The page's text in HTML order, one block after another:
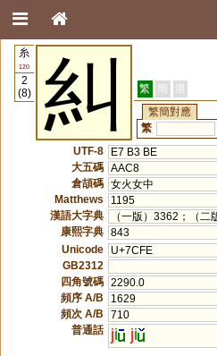
糸
120
2
(8)
糾 繁 簡 港
繁簡對應
繁
UTF-8
E7 B3 BE
大五碼 AAC8
倉頡碼 女火女中
Matthews
1195
漢語大字典
（一版）3362；（二
康熙字典 843
Unicode
U+7CFE
GB2312
四角號碼 2290.0
頻序 A/B
1629
頻次 A/B
710
普通話
ji ji